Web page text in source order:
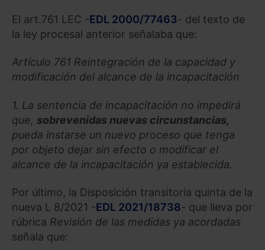
El art.761 LEC -EDL 2000/77463- del texto de
la ley procesal anterior señalaba que:
Artículo 761 Reintegración de la capacidad y
modificación del alcance de la incapacitación
1. La sentencia de incapacitación no impedirá
que, sobrevenidas nuevas circunstancias,
pueda instarse un nuevo proceso que tenga
por objeto dejar sin efecto o modificar el
alcance de la incapacitación ya establecida.
Por último, la Disposición transitoria quinta de la
nueva L 8/2021 -EDL 2021/18738- que lleva por
rúbrica Revisión de las medidas ya acordadas
señala que: